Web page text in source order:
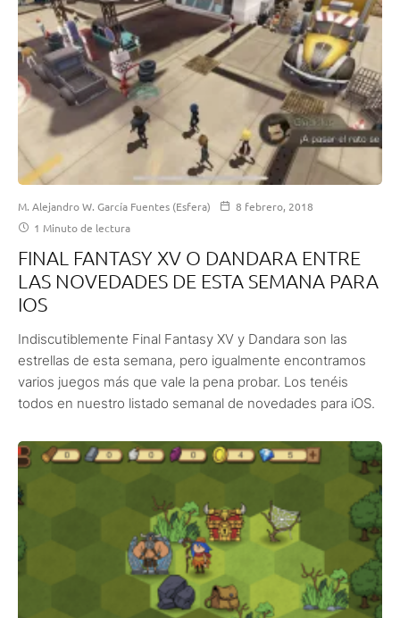
M. Alejandro W. García Fuentes (Esfera)
8 febrero, 2018
1 Minuto de lectura
FINAL FANTASY XV O DANDARA ENTRE
LAS NOVEDADES DE ESTA SEMANA PARA
IOS
Indiscutiblemente Final Fantasy XV y Dandara son las
estrellas de esta semana, pero igualmente encontramos
varios juegos más que vale la pena probar. Los tenéis
todos en nuestro listado semanal de novedades para iOS.